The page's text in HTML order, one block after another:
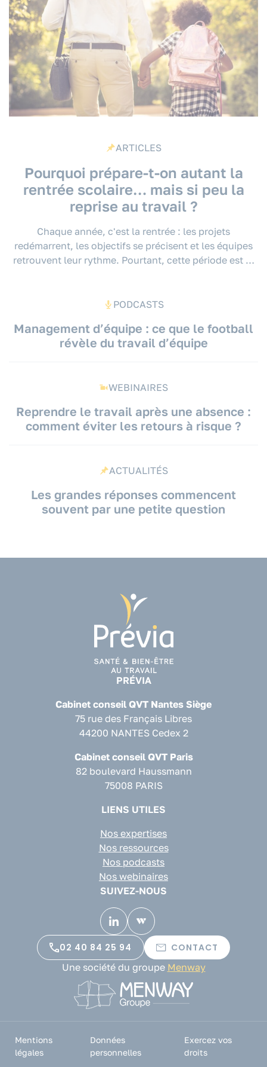
ARTICLES
Pourquoi prépare-t-on autant la
rentrée scolaire… mais si peu la
reprise au travail ?
Chaque année, c'est la rentrée : les projets
redémarrent, les objectifs se précisent et les équipes
retrouvent leur rythme. Pourtant, cette période est …
PODCASTS
Management d’équipe : ce que le football
révèle du travail d’équipe
WEBINAIRES
Reprendre le travail après une absence :
comment éviter les retours à risque ?
ACTUALITÉS
Les grandes réponses commencent
souvent par une petite question
PRÉVIA
Cabinet conseil QVT Nantes Siège
75 rue des Français Libres
44200 NANTES Cedex 2
Cabinet conseil QVT Paris
82 boulevard Haussmann
75008 PARIS
LIENS UTILES
Nos expertises
Nos ressources
Nos podcasts
Nos webinaires
SUIVEZ-NOUS
02 40 84 25 94
CONTACT
Une société du groupe Menway
Mentions
légales
Données
personnelles
Exercez vos
droits